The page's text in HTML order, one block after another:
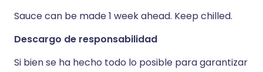
Sauce can be made 1 week ahead. Keep chilled.
Descargo de responsabilidad
Si bien se ha hecho todo lo posible para garantizar